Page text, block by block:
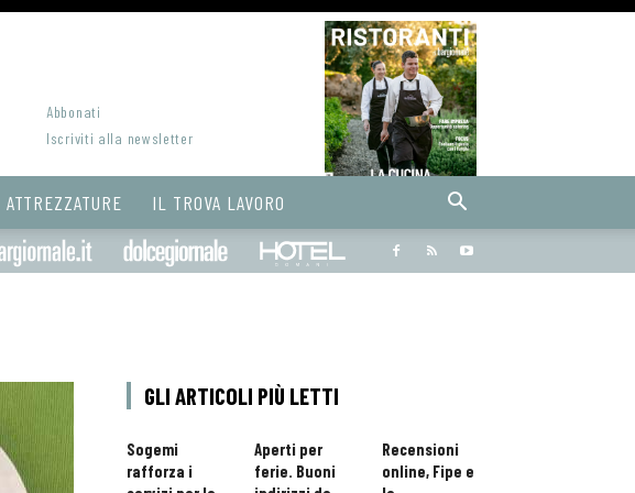
Abbonati
Iscriviti alla newsletter
ATTREZZATURE IL TROVA LAVORO
Bargiornale dolcegiornale
GLI ARTICOLI PIÙ LETTI
Sogemi
rafforza i
Aperti per
ferie. Buoni
Recensioni
online, Fipe e